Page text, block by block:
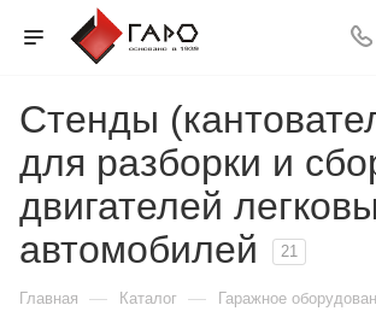
Стенды
для разборки и
двигателей
автомобилей
21
Главная — Каталог — Гаражное